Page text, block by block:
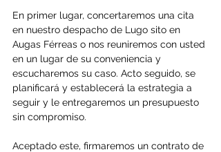
En primer lugar, concertaremos una cita
en nuestro despacho de Lugo sito en
Augas Férreas o nos reuniremos con usted
en un lugar de su conveniencia y
escucharemos su caso. Acto seguido, se
planificará y establecerá la estrategia a
seguir y le entregaremos un presupuesto
sin compromiso.
Aceptado este, firmaremos un contrato de